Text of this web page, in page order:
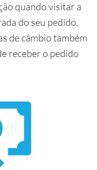
quando visitar a
do seu pedido.
de câmbio também
receber o pedido